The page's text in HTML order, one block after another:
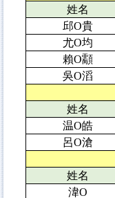
姓名
邱O貴
尤O均
賴O顬
吳O滔
姓名
温O皓
呂O滄
姓名
湋O